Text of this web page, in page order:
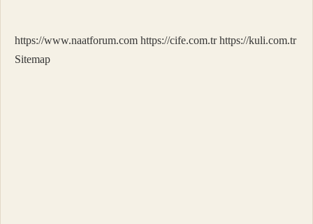
https://www.naatforum.com https://cife.com.tr https://kuli.com.tr
Sitemap